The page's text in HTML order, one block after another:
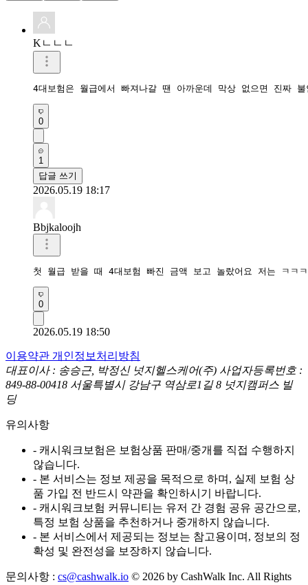
Kㄴㄴㄴ
4대보험은 월급에서 빠져나갈 땐 아까운데 막상 없으면 진짜
0
1
답글 쓰기
2026.05.19 18:17
Bbjkaloojh
첫 월급 받을 때 4대보험 빠진 금액 보고 놀랐어요 저는 ㅋㅋㅋ
0
2026.05.19 18:50
이용약관 개인정보처리방침
대표이사 : 송승근, 박정신 넛지헬스케어(주) 사업자등록번호 :
849-88-00418 서울특별시 강남구 역삼로1길 8 넛지캠퍼스 빌
딩
유의사항
- 캐시워크보험은 보험상품 판매/중개를 직접 수행하지
않습니다.
- 본 서비스는 정보 제공을 목적으로 하며, 실제 보험 상
품 가입 전 반드시 약관을 확인하시기 바랍니다.
- 캐시워크보험 커뮤니티는 유저 간 경험 공유 공간으로,
특정 보험 상품을 추천하거나 중개하지 않습니다.
- 본 서비스에서 제공되는 정보는 참고용이며, 정보의 정
확성 및 완전성을 보장하지 않습니다.
문의사항 : cs@cashwalk.io © 2026 by CashWalk Inc. All Rights